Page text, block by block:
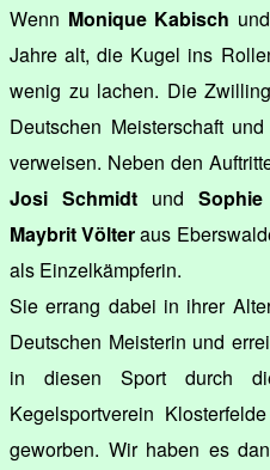
Wenn Monique Kabisch und
Jahre alt, die Kugel ins
wenig zu lachen. Die
Deutschen Meisterschaft
verweisen. Neben den
Josi Schmidt und
Maybrit Völteraus
als Einzelkämpferin.
Sie errang dabei in ihrer
Deutschen Meisterin und
in diesen Sport durch
Kegelsportverein
geworben. Wir haben es